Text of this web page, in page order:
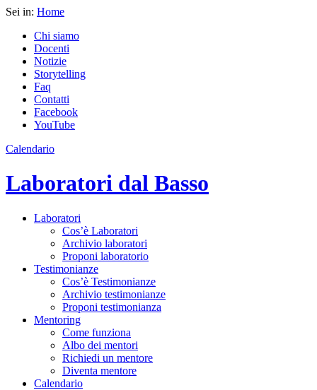
Sei in: Home
Chi siamo
Docenti
Notizie
Storytelling
Faq
Contatti
Facebook
YouTube
Calendario
Laboratori dal Basso
Laboratori
Cos’è Laboratori
Archivio laboratori
Proponi laboratorio
Testimonianze
Cos’è Testimonianze
Archivio testimonianze
Proponi testimonianza
Mentoring
Come funziona
Albo dei mentori
Richiedi un mentore
Diventa mentore
Calendario